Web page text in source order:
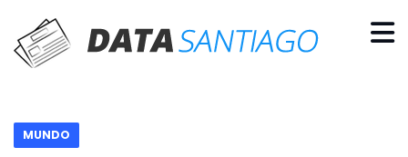
MUNDO